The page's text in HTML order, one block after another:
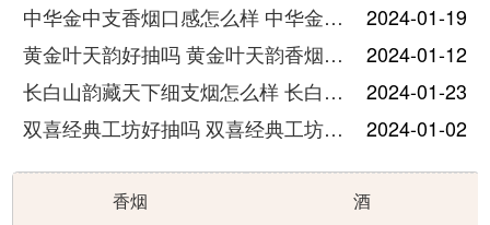
中华金中支香烟口感怎么样 中华金中支香烟口感特点
2024-01-19
黄金叶天韵好抽吗 黄金叶天韵香烟价格表一览
2024-01-12
长白山韵藏天下细支烟怎么样 长白山韵藏天下细支多少一包
2024-01-23
双喜经典工坊好抽吗 双喜经典工坊香烟怎么样
2024-01-02
香烟 酒